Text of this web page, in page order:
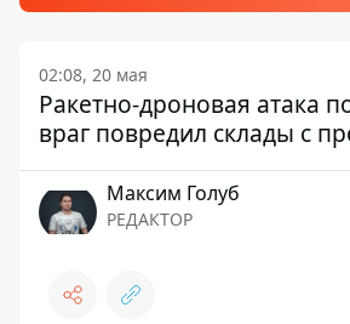
02:08, 20 мая
Ракетно-дроновая атака
враг повредил склады с
Максим Голуб
РЕДАКТОР